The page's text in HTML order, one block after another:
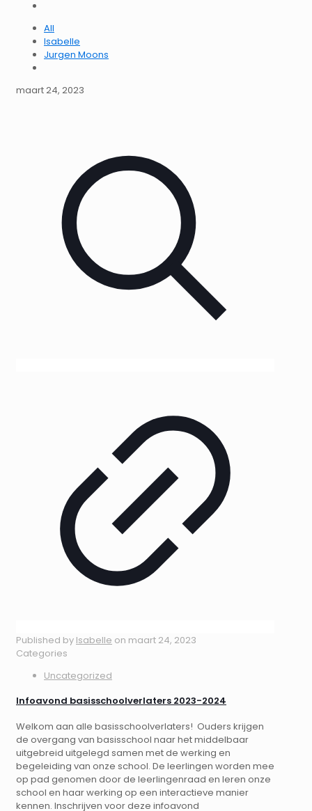
All
Isabelle
Jurgen Moons
maart 24, 2023
Published by Isabelle on maart 24, 2023
Categories
Uncategorized
Infoavond basisschoolverlaters 2023-2024
Welkom aan alle basisschoolverlaters! Ouders krijgen
de overgang van basisschool naar het middelbaar
uitgebreid uitgelegd samen met de werking en
begeleiding van onze school. De leerlingen worden mee
op pad genomen door de leerlingenraad en leren onze
school en haar werking op een interactieve manier
kennen. Inschrijven voor deze infoavond